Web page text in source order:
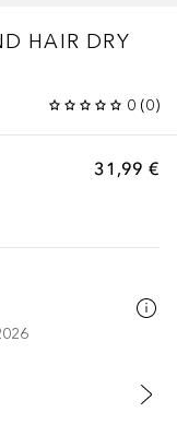
HAIR DRY
0 (0)
31,99 €